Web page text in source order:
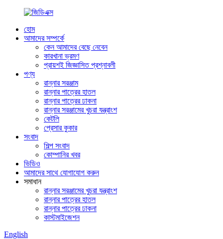
হোম
আমাদের সম্পর্কে
কেন আমাদের বেছে নেবেন
কারখানা ভ্রমণ
প্রায়শই জিজ্ঞাসিত প্রশ্নাবলী
পণ্য
রান্নার সরঞ্জাম
রান্নার পাত্রের হাতল
রান্নার পাত্রের ঢাকনা
রান্নার সরঞ্জামের খুচরা যন্ত্রাংশ
কেটলি
প্রেসার কুকার
সংবাদ
শিল্প সংবাদ
কোম্পানির খবর
ভিডিও
আমাদের সাথে যোগাযোগ করুন
সমাধান
রান্নার সরঞ্জামের খুচরা যন্ত্রাংশ
রান্নার পাত্রের হাতল
রান্নার পাত্রের ঢাকনা
কাস্টমাইজেশন
English